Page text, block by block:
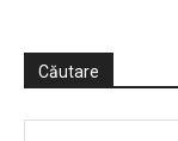
Căutare